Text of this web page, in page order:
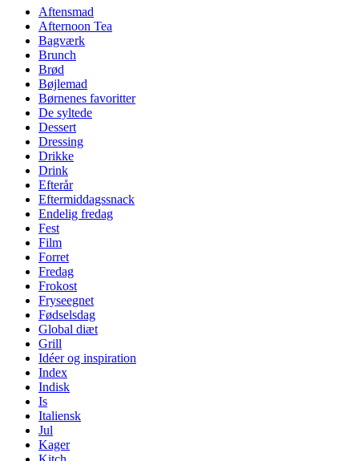
Aftensmad
Afternoon Tea
Bagværk
Brunch
Brød
Bøjlemad
Børnenes favoritter
De syltede
Dessert
Dressing
Drikke
Drink
Efterår
Eftermiddagssnack
Endelig fredag
Fest
Film
Forret
Fredag
Frokost
Fryseegnet
Fødselsdag
Global diæt
Grill
Idéer og inspiration
Index
Indisk
Is
Italiensk
Jul
Kager